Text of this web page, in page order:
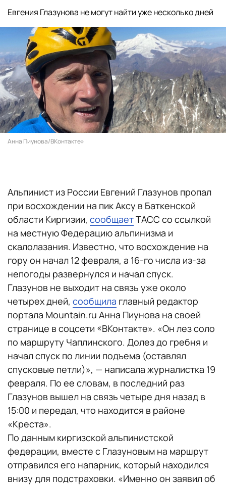
Евгения Глазунова не могут найти уже несколько дней
Анна Пиунова/ВКонтакте»
Альпинист из России Евгений Глазунов пропал
при восхождении на пик Аксу в Баткенской
области Киргизии, сообщаетТАСС со ссылкой
на местную Федерацию альпинизма и
скалолазания. Известно, что восхождение на
гору он начал 12 февраля, а 16-го числа из-за
непогоды развернулся и начал спуск.
Глазунов не выходит на связь уже около
четырех дней, сообщила главный редактор
портала Mountain.ru Анна Пиунова на своей
странице в соцсети «ВКонтакте». «Он лез соло
по маршруту Чаплинского. Долез до гребня и
начал спуск по линии подъема (оставлял
спусковые петли)», — написала журналистка 19
февраля. По ее словам, в последний раз
Глазунов вышел на связь четыре дня назад в
15:00 и передал, что находится в районе
«Креста».
По данным киргизской альпинистской
федерации, вместе с Глазуновым на маршрут
отправился его напарник, который находился
внизу для подстраховки. «Именно он заявил об